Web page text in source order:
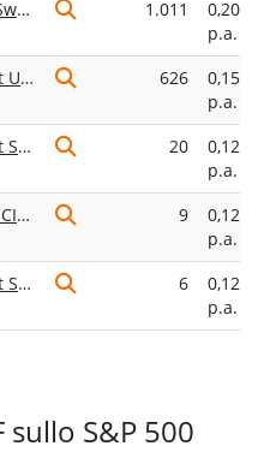
Invesco S&P 500 Equal Weight Swap UCITS ETF Acc
1.011
0,20%
p.a.
Xtrackers S&P 500 Equal Weight UCITS ETF 2D
626
0,15%
p.a.
Xtrackers S&P 500 Equal Weight Swap UCITS ETF 1D
20
0,12%
p.a.
UBS S&P 500 Equal Weight SF UCITS ETF USD acc
9
0,12%
p.a.
Xtrackers S&P 500 Equal Weight Swap UCITS ETF 1C
6
0,12%
p.a.
sullo S&P 500